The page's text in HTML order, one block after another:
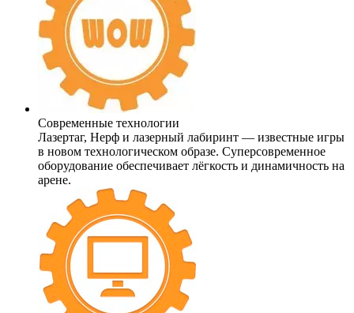
Современные технологии
Лазертаг, Нерф и лазерный лабиринт — известные игры
в новом технологическом образе. Суперсовременное
оборудование обеспечивает лёгкость и динамичность на
арене.